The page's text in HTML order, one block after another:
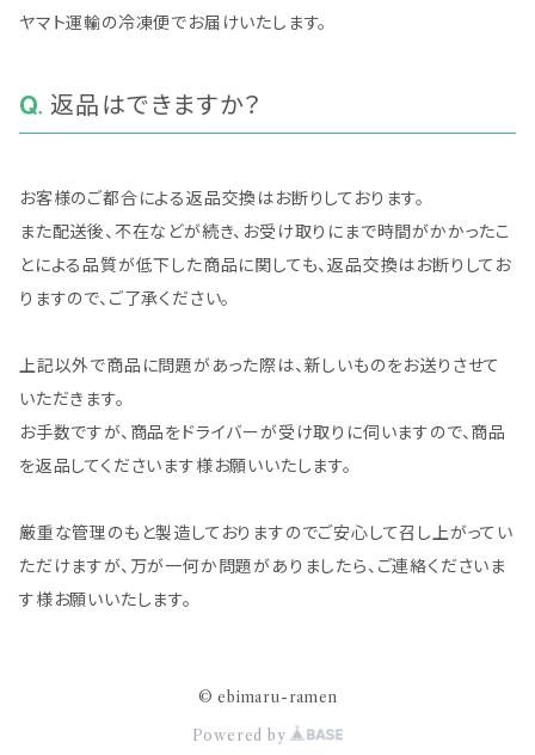
ヤマト運輸の冷凍便でお届けいたします。
返品はできますか？
お客様のご都合による返品交換はお断りしております。
また配送後、不在などが続き、お受け取りにまで時間がかかったこ
とによる品質が低下した商品に関しても、返品交換はお断りしてお
りますので、ご了承ください。
上記以外で商品に問題があった際は、新しいものをお送りさせて
いただきます。
お手数ですが、商品をドライバーが受け取りに伺いますので、商品
を返品してくださいます様お願いいたします。
厳重な管理のもと製造しておりますのでご安心して召し上がってい
ただけますが、万が一何か問題がありましたら、ご連絡くださいま
す様お願いいたします。
© ebimaru-ramen
Powered by